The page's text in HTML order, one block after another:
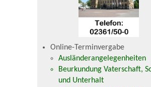
Online-Terminvergabe
Ausländerangelegenheiten
Beurkundung Vaterschaft,
und Unterhalt